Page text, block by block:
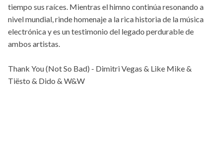
tiempo sus raíces. Mientras el himno continúa resonando a
nivel mundial, rinde homenaje a la rica historia de la música
electrónica y es un testimonio del legado perdurable de
ambos artistas.
Thank You (Not So Bad) - Dimitri Vegas & Like Mike &
Tiësto & Dido & W&W